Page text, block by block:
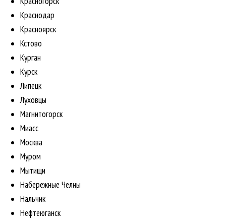
Краснодар
Красноярск
Кстово
Курган
Курск
Липецк
Луховцы
Магнитогорск
Миасс
Москва
Муром
Мытищи
Набережные Челны
Нальчик
Нефтеюганск